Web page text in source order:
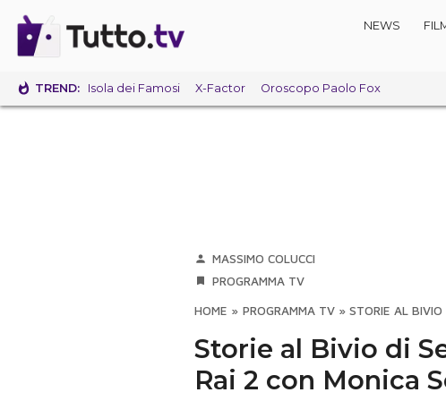
NEWS
TREND: Isola dei Famosi X-Factor Oroscopo Paolo Fox
MASSIMO COLUCCI
PROGRAMMA TV
HOME » PROGRAMMA TV » STORIE AL BIVIO
Storie al Bivio di
Rai 2 con Monica